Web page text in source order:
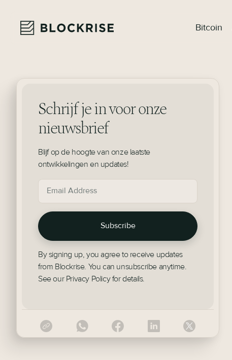
Bitcoin
Schrijf je in voor onze
nieuwsbrief
Blijf op de hoogte van onze laatste
ontwikkelingen en updates!
By signing up, you agree to receive updates
from Blockrise. You can unsubscribe anytime.
See our Privacy Policy for details.